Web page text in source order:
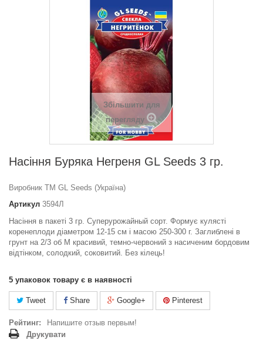
Збільшити для
перегляду
Насіння Буряка Негреня GL Seeds 3 гр.
Виробник ТМ GL Seeds (Україна)
Артикул 3594Л
Насіння в пакеті 3 гр. Cуперурожайный сорт. Формує кулясті
коренеплоди діаметром 12-15 см і масою 250-300 г. Заглиблені в
грунт на 2/3 об М красивий, темно-червоний з насиченим бордовим
відтінком, солодкий, соковитий. Без кілець!
5 упаковок товару є в наявності
Tweet Share Google+ Pinterest
Рейтинг:
Напишите отзыв первым!
Друкувати